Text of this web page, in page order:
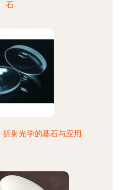
石
射光学的基石与应用